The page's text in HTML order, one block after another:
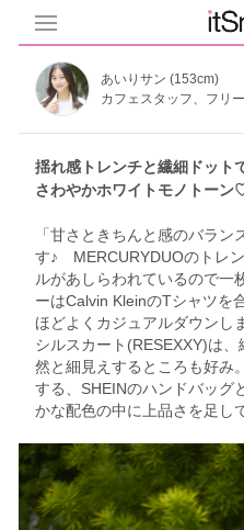
あいりサン (153cm)
カフェスタッフ、フリ
揺れ感トレンチと繊細ドット
さわやかホワイトモノトーン
「甘さときちんと感のバラ
す♪ MERCURYDUOのトレ
ルがあしらわれているので一
ーはCalvin KleinのTシャツを
ほどよくカジュアルダウン
シルスカート(RESEXXY)は
然と細見えするところも好み
する、SHEINのハンドバッグ
かな配色の中に上品さを足し